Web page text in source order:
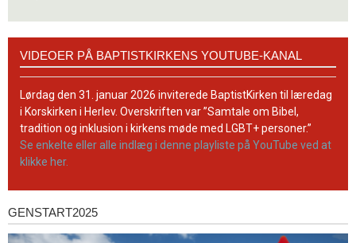
BaptistKirkens
YouTube-
kanal
VIDEOER PÅ BAPTISTKIRKENS YOUTUBE-KANAL
Lørdag den 31. januar 2026 inviterede BaptistKirken til læredag
i Korskirken i Herlev. Overskriften var ”Samtale om Bibel,
tradition og inklusion i kirkens møde med LGBT+ personer.”
Se enkelte eller alle indlæg i denne playliste på YouTube ved at
klikke her.
Genstart2025
GENSTART2025